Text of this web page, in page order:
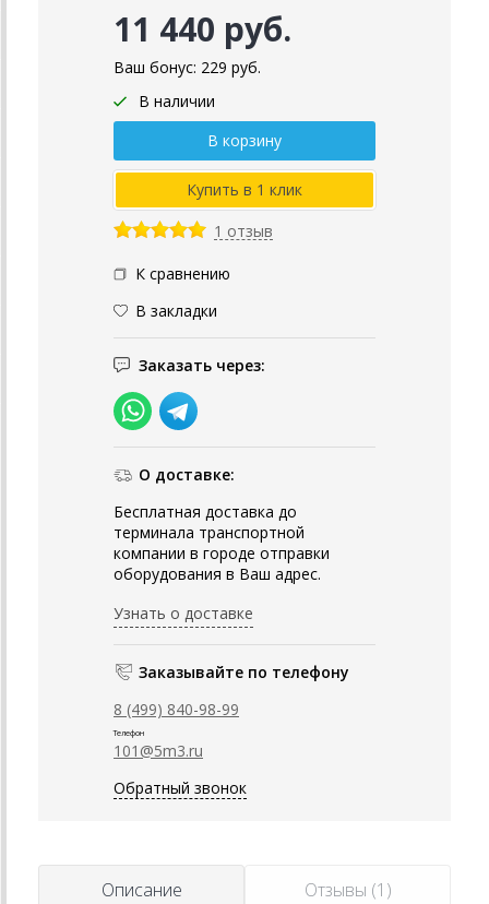
11 440 руб.
Ваш бонус: 229 руб.
В наличии
1 отзыв
К сравнению
В закладки
Заказать через:
О доставке:
Бесплатная доставка до
терминала транспортной
компании в городе отправки
оборудования в Ваш адрес.
Узнать о доставке
Заказывайте по телефону
8 (499) 840-98-99
Телефон
101@5m3.ru
Обратный звонок
Описание Отзывы (1)